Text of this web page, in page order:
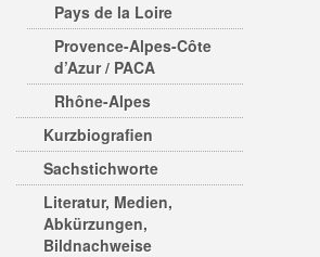
Pays de la Loire
Provence-Alpes-Côte
d’Azur / PACA
Rhône-Alpes
Kurzbiografien
Sachstichworte
Literatur, Medien,
Abkürzungen,
Bildnachweise